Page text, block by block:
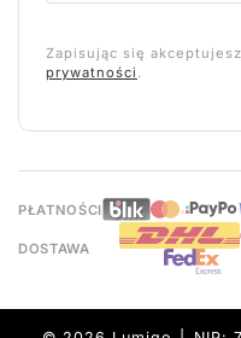
Zapisując się akceptujesz
prywatności .
PŁATNOŚCI
DOSTAWA